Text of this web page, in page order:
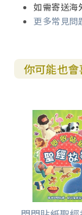
如需寄送海
更多常見問
你可能也會